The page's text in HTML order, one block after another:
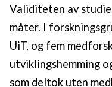
Validiteten av
måter. I
UiT, og fem
utviklingshemming
som deltok uten